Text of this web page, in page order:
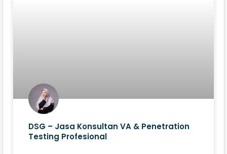
DSG – Jasa Konsultan VA & Penetration
Testing Profesional